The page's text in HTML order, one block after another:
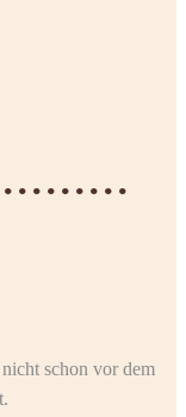
schon vor dem